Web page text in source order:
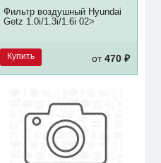
Фильтр воздушный Hyundai
Getz 1.0i/1.3i/1.6i 02>
Купить от470 ₽